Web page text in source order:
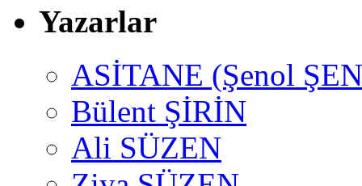
Yazarlar
ASİTANE (Şenol
Bülent ŞİRİN
Ali SÜZEN